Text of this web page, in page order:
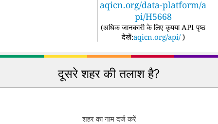
aqicn.org/data-platform/a
pi/H5668
(अधिक जानकारी के लिए कृपया API पृष्ठ
देखें:aqicn.org/api/ )
दूसरे शहर की तलाश है?
शहर का नाम दर्ज करें